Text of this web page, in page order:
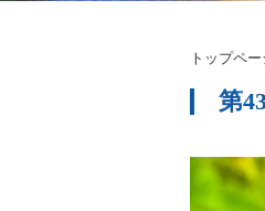
トップペー
第